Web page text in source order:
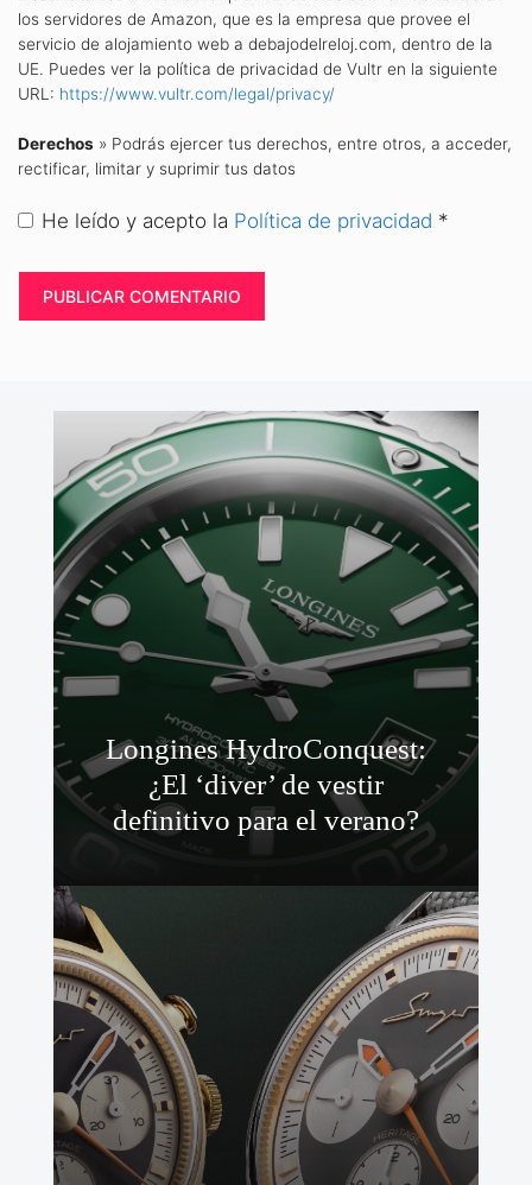
los servidores de Amazon, que es la empresa que provee el
servicio de alojamiento web a debajodelreloj.com, dentro de la
UE. Puedes ver la política de privacidad de Vultr en la siguiente
URL: https://www.vultr.com/legal/privacy/
Derechos » Podrás ejercer tus derechos, entre otros, a acceder,
rectificar, limitar y suprimir tus datos
He leído y acepto la Política de privacidad *
Longines HydroConquest:
¿El ‘diver’ de vestir
definitivo para el verano?